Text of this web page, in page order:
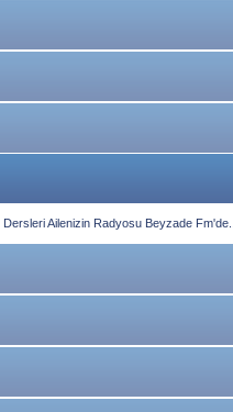
Ailenizin Radyosu Beyzade Fm'de...